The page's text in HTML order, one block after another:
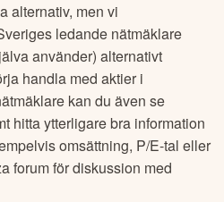
alternativ, men vi
ledande nätmäklare
använder) alternativt
handla med aktier i
kan du även se
hitta ytterligare bra information
omsättning, P/E-tal eller
forum för diskussion med